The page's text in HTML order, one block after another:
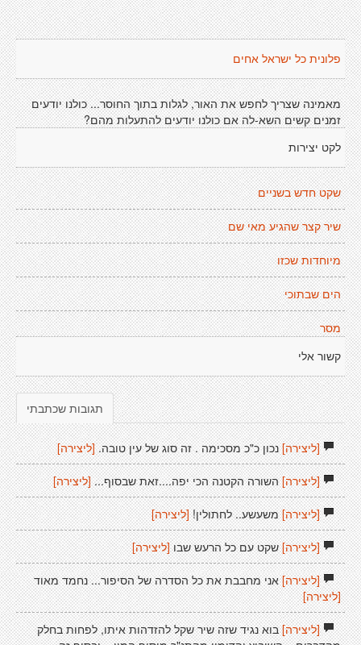
פלונית כל ישראל אחים
מאמינה שצריך לחפש את האור, לגלות בתוך החוסר... כולנו יודעים
זמנים קשים השא-לה אם כולנו יודעים להתעלות מהם?
לקט יצירות
שקט חדש בשניים
שיר קצר שהגיע מאי שם
מיוחדות שכזו
הים שבתוכי
מסר
קשור אלי
תגובות שכתבתי
[ליצירה]נכון כ"כ מסכימה . זה סוג של עין טובה. [ליצירה]
[ליצירה]השורה הקטנה הכי יפה....זאת שבסוף... [ליצירה]
[ליצירה]משעשע.. לחתולין! [ליצירה]
[ליצירה]שקט עם כל הרעש שבו [ליצירה]
[ליצירה]אני מחבבת את כל הסדרה של הסיפור... נחמד מאוד
[ליצירה]
[ליצירה]בוא נגיד שזה שיר שקל להזדהות איתו, לפחות בחלק